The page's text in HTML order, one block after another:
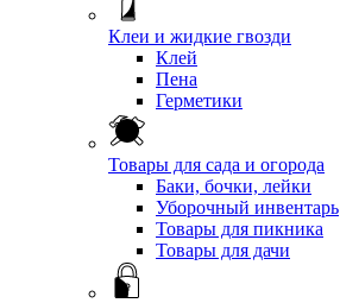
Клеи и жидкие гвозди
Клей
Пена
Герметики
Товары для сада и огорода
Баки, бочки, лейки
Уборочный инвентарь
Товары для пикника
Товары для дачи